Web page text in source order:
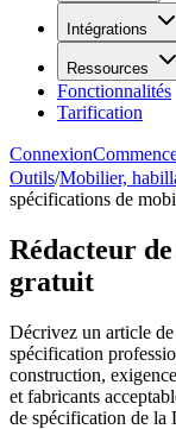
Intégrations
Ressources
Fonctionnalités
Tarification
Connexion
Outils/Mobilier,
spécifications de
Rédacteur
gratuit
Décrivez un article
spécification
construction,
et fabricants
de spécification de la